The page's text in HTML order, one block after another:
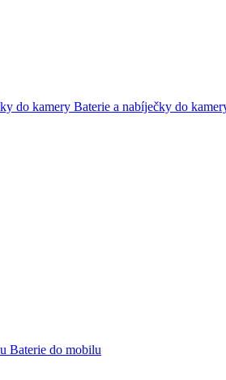
Baterie a nabíječky do
Baterie do mobilu